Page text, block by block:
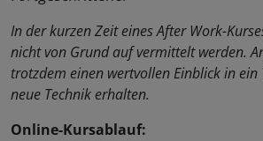
In der kurzen Zeit eines After Work-
nicht von Grund auf vermittelt werden.
trotzdem einen wertvollen Einblick in ein
neue Technik erhalten.
Online-Kursablauf: